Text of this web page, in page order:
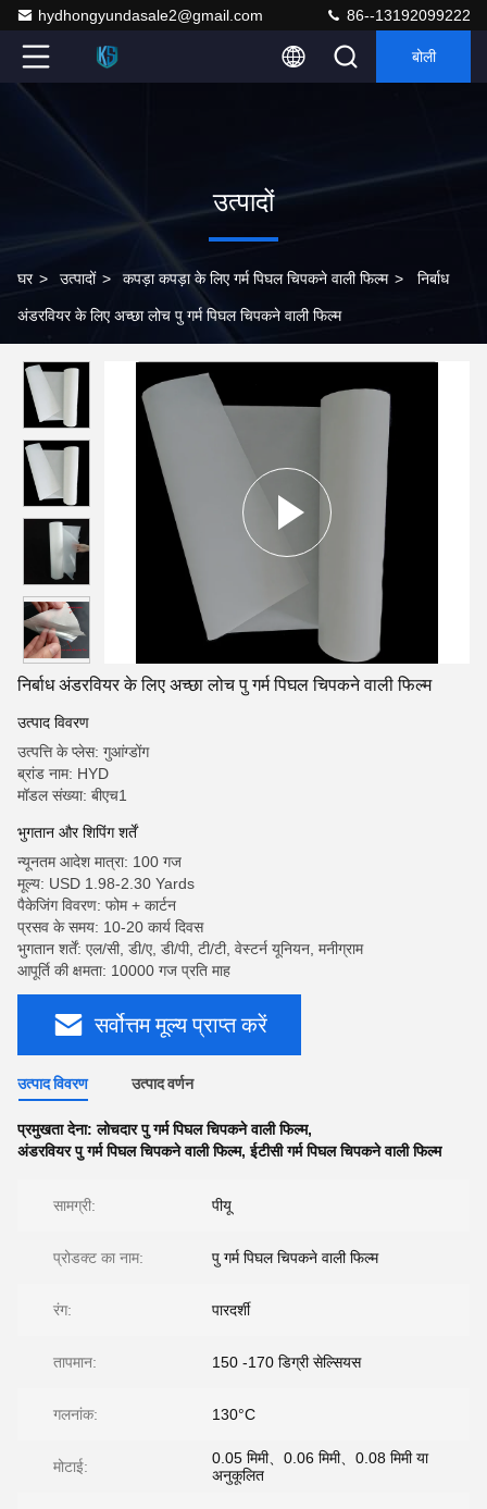
hydhongyundasale2@gmail.com 86--13192099222
बोली
उत्पादों
घर > उत्पादों > कपड़ा कपड़ा के लिए गर्म पिघल चिपकने वाली फिल्म > निर्बाध
अंडरवियर के लिए अच्छा लोच पु गर्म पिघल चिपकने वाली फिल्म
निर्बाध अंडरवियर के लिए अच्छा लोच पु गर्म पिघल चिपकने वाली फिल्म
उत्पाद विवरण
उत्पत्ति के प्लेस: गुआंग्डोंग
ब्रांड नाम: HYD
मॉडल संख्या: बीएच1
भुगतान और शिपिंग शर्तें
न्यूनतम आदेश मात्रा: 100 गज
मूल्य: USD 1.98-2.30 Yards
पैकेजिंग विवरण: फोम + कार्टन
प्रसव के समय: 10-20 कार्य दिवस
भुगतान शर्तें: एल/सी, डी/ए, डी/पी, टी/टी, वेस्टर्न यूनियन, मनीग्राम
आपूर्ति की क्षमता: 10000 गज प्रति माह
सर्वोत्तम मूल्य प्राप्त करें
उत्पाद विवरण उत्पाद वर्णन
प्रमुखता देना:लोचदार पु गर्म पिघल चिपकने वाली फिल्म,
अंडरवियर पु गर्म पिघल चिपकने वाली फिल्म,ईटीसी गर्म पिघल चिपकने वाली फिल्म
सामग्री: पीयू
प्रोडक्ट का नाम: पु गर्म पिघल चिपकने वाली फिल्म
रंग: पारदर्शी
तापमान: 150 -170 डिग्री सेल्सियस
गलनांक: 130°C
मोटाई:
0.05 मिमी、0.06 मिमी、0.08 मिमी या
अनुकूलित